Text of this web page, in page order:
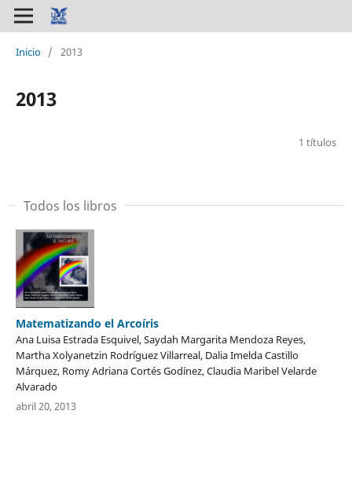
Inicio / 2013
2013
1 títulos
Todos los libros
Matematizando el Arcoíris
Ana Luisa Estrada Esquivel, Saydah Margarita Mendoza Reyes,
Martha Xolyanetzin Rodríguez Villarreal, Dalia Imelda Castillo
Márquez, Romy Adriana Cortés Godínez, Claudia Maribel Velarde
Alvarado
abril 20, 2013